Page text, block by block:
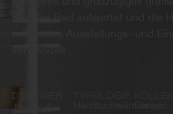
DESIGNER
James di